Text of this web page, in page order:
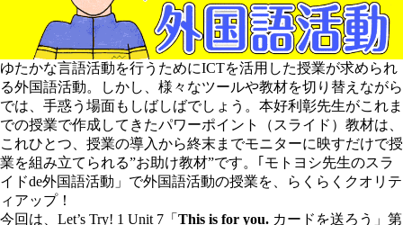
ゆたかな言語活動を行うためにICTを活用した授業が求められ
る外国語活動。しかし、様々なツールや教材を切り替えながら
では、手惑う場面もしばしばでしょう。本好利彰先生がこれま
での授業で作成してきたパワーポイント（スライド）教材は、
これひとつ、授業の導入から終末までモニターに映すだけで授
業を組み立てられる”お助け教材”です。｢ モトヨシ先生のスラ
イドde外国語活動」 で外国語活動の授業を、らくらくクオリテ
ィアップ！
今回は、Let’s Try! 1 Unit 7「 This is for you. カードを送ろう」第